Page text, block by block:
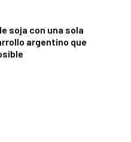
soja con una sola
argentino que